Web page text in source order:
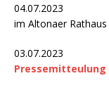
04.07.2023
im Altonaer Rathaus
03.07.2023
Pressemitteulung